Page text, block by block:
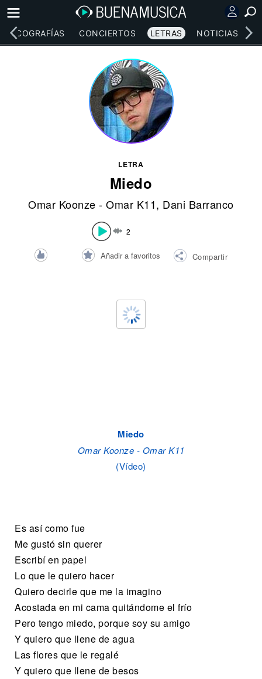
DISCOGRAFÍAS CONCIERTOS LETRAS NOTICIAS
LETRA
Miedo
Omar Koonze - Omar K11, Dani Barranco
2
Añadir a favoritos Compartir
Miedo
Omar Koonze - Omar K11
(Vídeo)
Es así como fue
Me gustó sin querer
Escribí en papel
Lo que le quiero hacer
Quiero decirle que me la imagino
Acostada en mi cama quitándome el frío
Pero tengo miedo, porque soy su amigo
Y quiero que llene de agua
Las flores que le regalé
Y quiero que llene de besos